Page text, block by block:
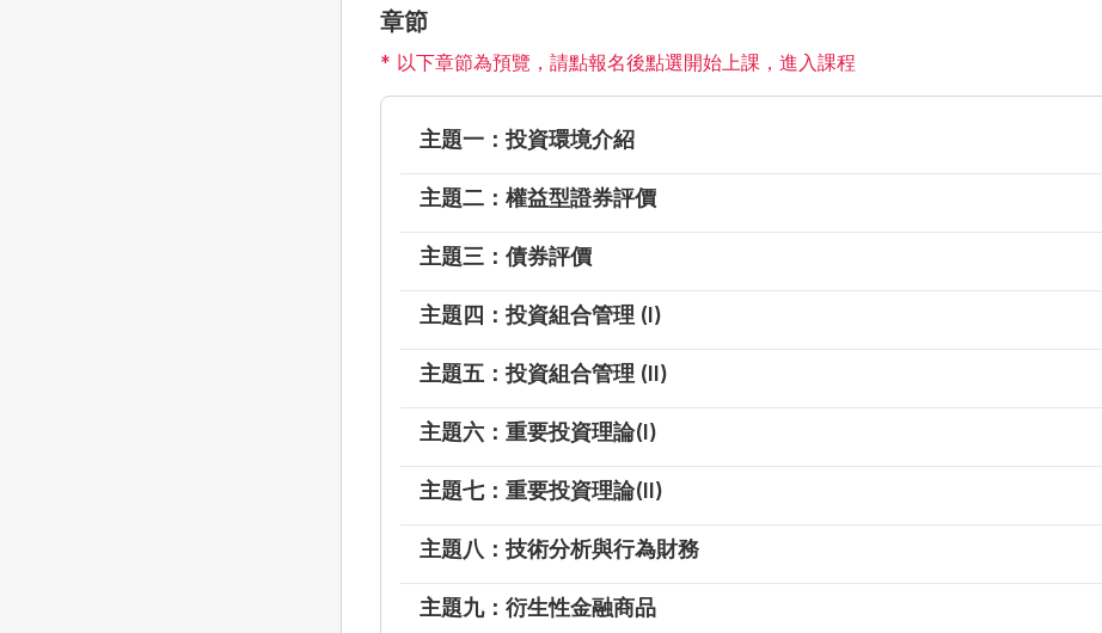
章節
* 以下章節為預覽，請點報名後點選開始上課，進入課程
主題一：投資環境介紹
主題二：權益型證券評價
主題三：債券評價
主題四：投資組合管理 (I)
主題五：投資組合管理 (II)
主題六：重要投資理論(I)
主題七：重要投資理論(II)
主題八：技術分析與行為財務
主題九：衍生性金融商品